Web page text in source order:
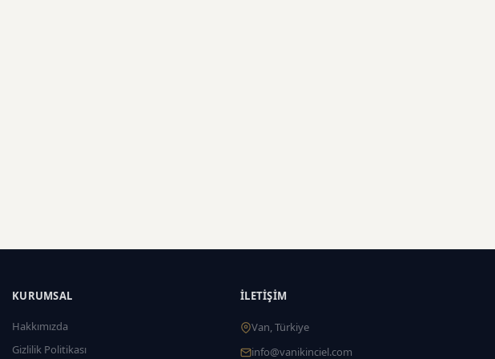
KURUMSAL
Hakkımızda
Gizlilik Politikası
İLETIŞIM
Van, Türkiye
info@vanikinciel.com